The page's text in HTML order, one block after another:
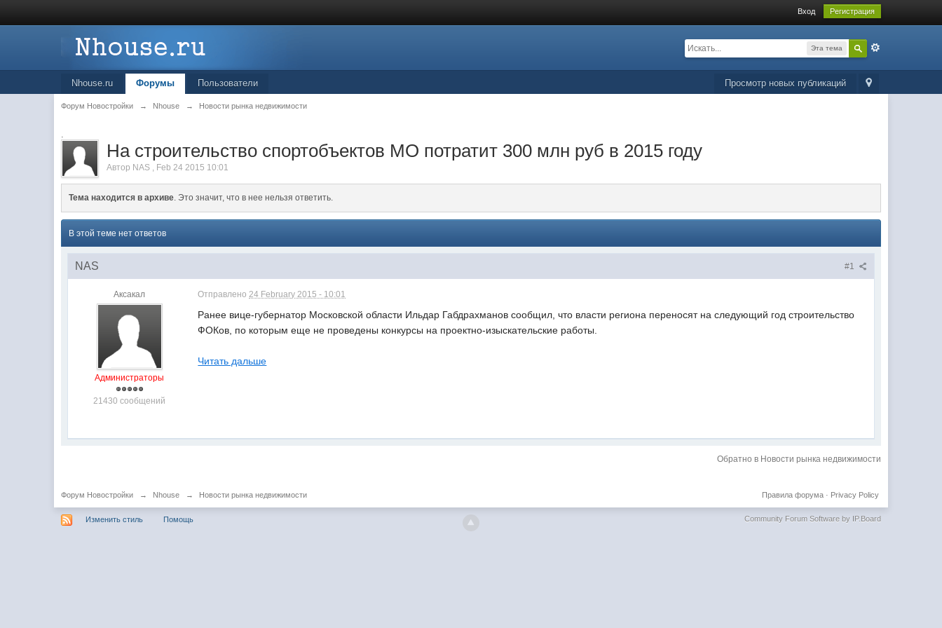
Вход Регистрация
Эта тема
Просмотр новых публикаций
Nhouse.ru Форумы Пользователи
Форум Новостройки → Nhouse → Новости рынка недвижимости
.
На строительство спортобъектов МО потратит 300 млн руб в 2015 году
Автор NAS , Feb 24 2015 10:01
Тема находится в архиве. Это значит, что в нее нельзя ответить.
В этой теме нет ответов
#1
NAS
Аксакал
Администраторы
21430 сообщений
Отправлено24 February 2015 - 10:01
Ранее вице-губернатор Московской области Ильдар Габдрахманов сообщил, что власти региона переносят на следующий год строительство
ФОКов, по которым еще не проведены конкурсы на проектно-изыскательские работы.
Читать дальше
Обратно в Новости рынка недвижимости
Форум Новостройки → Nhouse → Новости рынка недвижимости Privacy Policy
Правила форума·
Изменить стиль Помощь Community Forum Software by IP.Board